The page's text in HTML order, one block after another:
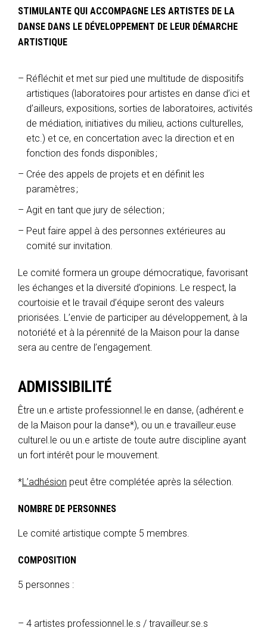
STIMULANTE QUI ACCOMPAGNE LES ARTISTES DE LA
DANSE DANS LE DÉVELOPPEMENT DE LEUR DÉMARCHE
ARTISTIQUE
Réfléchit et met sur pied une multitude de dispositifs
artistiques (laboratoires pour artistes en danse d’ici et
d’ailleurs, expositions, sorties de laboratoires, activités
de médiation, initiatives du milieu, actions culturelles,
etc.) et ce, en concertation avec la direction et en
fonction des fonds disponibles ;
Crée des appels de projets et en définit les
paramètres ;
Agit en tant que jury de sélection ;
Peut faire appel à des personnes extérieures au
comité sur invitation.
Le comité formera un groupe démocratique, favorisant
les échanges et la diversité d’opinions. Le respect, la
courtoisie et le travail d’équipe seront des valeurs
priorisées. L’envie de participer au développement, à la
notoriété et à la pérennité de la Maison pour la danse
sera au centre de l’engagement.
ADMISSIBILITÉ
Être un.e artiste professionnel.le en danse, (adhérent.e
de la Maison pour la danse*), ou un.e travailleur.euse
culturel.le ou un.e artiste de toute autre discipline ayant
un fort intérêt pour le mouvement.
*L’adhésion peut être complétée après la sélection.
NOMBRE DE PERSONNES
Le comité artistique compte 5 membres.
COMPOSITION
5 personnes :
4 artistes professionnel.le.s / travailleur.se.s